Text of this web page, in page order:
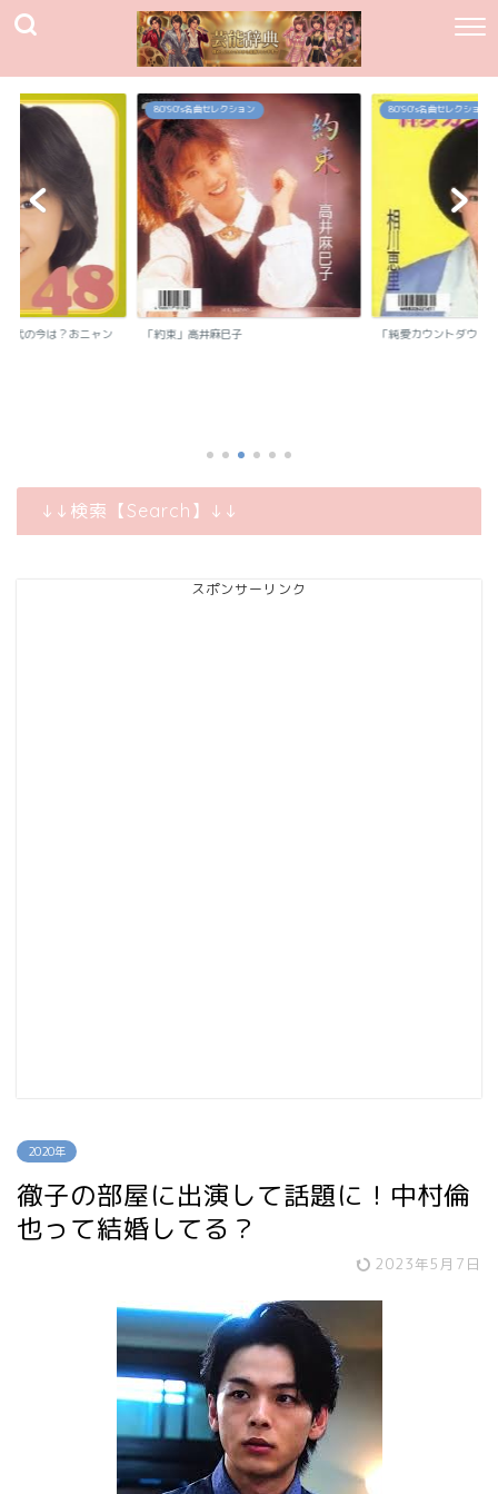
代の今は？おニャン
80`90's名曲セレクション
「約束」高井麻巳子
80`90's名曲セレクション
「純愛カウントダウン
↓↓検索【Search】↓↓
スポンサーリンク
2020年
徹子の部屋に出演して話題に！中村倫
也って結婚してる？
2023年5月7日